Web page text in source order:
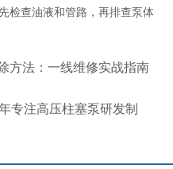
检查油液和管路，再排查泵体
方法：一线维修实战指南
专注高压柱塞泵研发制